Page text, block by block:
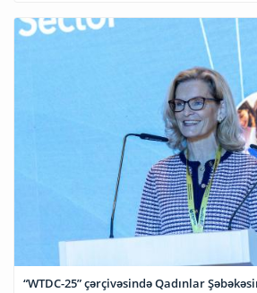
“WTDC-25” çərçivəsində Qadınlar